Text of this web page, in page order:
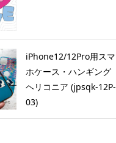
iPhone12/12Pro用スマ
ホケース・ハンギング
ヘリコニア (jpsqk-12P-
03)